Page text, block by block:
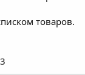
товаров.